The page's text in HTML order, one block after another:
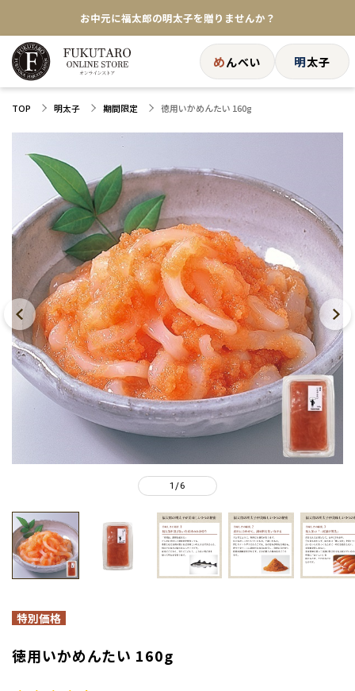
お中元に福太郎の明太子を贈りませんか？
★めんべい25周年記念商品が登場★
【色々な味を試したい方へ】ポストイン！めんべい
めんべい 明太子
TOP 明太子 期間限定 徳用いかめんたい 160g
1 /6
徳用いかめんたい 160g